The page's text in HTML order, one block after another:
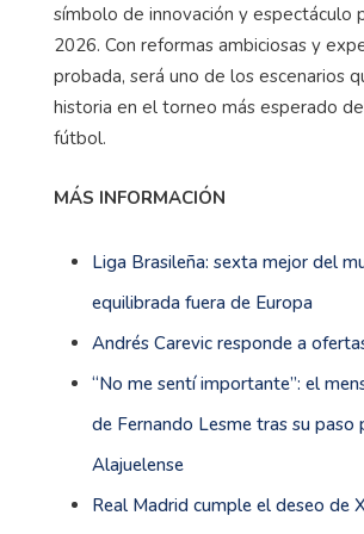
símbolo de innovación y espectáculo
2026. Con reformas ambiciosas y
probada, será uno de los escenarios
historia en el torneo más esperado
fútbol.
MÁS INFORMACIÓN
Liga Brasileña: sexta mejor del
equilibrada fuera de Europa
Andrés Carevic responde a
“No me sentí importante”: el
de Fernando Lesme tras su paso
Alajuelense
Real Madrid cumple el deseo de